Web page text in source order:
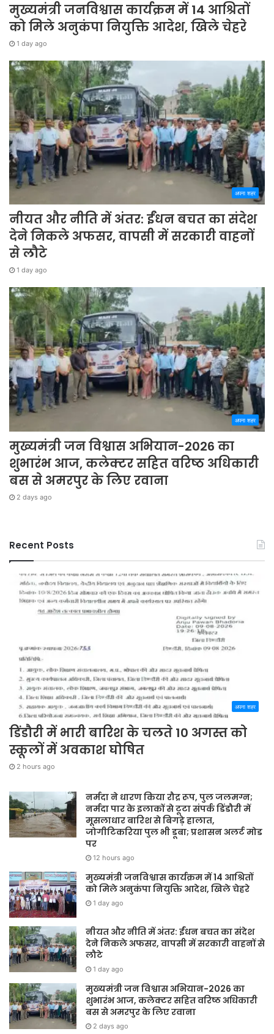
मुख्यमंत्री जनविश्वास कार्यक्रम में 14 आश्रितों
को मिले अनुकंपा नियुक्ति आदेश, खिले चेहरे
1 day ago
अपना शहर
नीयत और नीति में अंतर: ईंधन बचत का संदेश
देने निकले अफसर, वापसी में सरकारी वाहनों
से लौटे
1 day ago
अपना शहर
मुख्यमंत्री जन विश्वास अभियान-2026 का
शुभारंभ आज, कलेक्टर सहित वरिष्ठ अधिकारी
बस से अमरपुर के लिए रवाना
2 days ago
Recent Posts
अपना शहर
डिंडौरी में भारी बारिश के चलते 10 अगस्त को
स्कूलों में अवकाश घोषित
2 hours ago
नर्मदा ने धारण किया रौद्र रूप, पुल जलमग्न;
नर्मदा पार के इलाकों से टूटा संपर्क डिंडौरी में
मूसलाधार बारिश से बिगड़े हालात,
जोगीटिकरिया पुल भी डूबा; प्रशासन अलर्ट मोड
पर
12 hours ago
मुख्यमंत्री जनविश्वास कार्यक्रम में 14 आश्रितों
को मिले अनुकंपा नियुक्ति आदेश, खिले चेहरे
1 day ago
नीयत और नीति में अंतर: ईंधन बचत का संदेश
देने निकले अफसर, वापसी में सरकारी वाहनों से
लौटे
1 day ago
मुख्यमंत्री जन विश्वास अभियान-2026 का
शुभारंभ आज, कलेक्टर सहित वरिष्ठ अधिकारी
बस से अमरपुर के लिए रवाना
2 days ago